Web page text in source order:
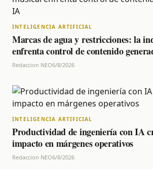
INTELIGENCIA ARTIFICIAL
Marcas de agua y restricciones: la
enfrenta control de contenido
Redaccion NEO6/8/2026
INTELIGENCIA ARTIFICIAL
Productividad de ingeniería con IA
impacto en márgenes operativos
Redaccion NEO6/8/2026